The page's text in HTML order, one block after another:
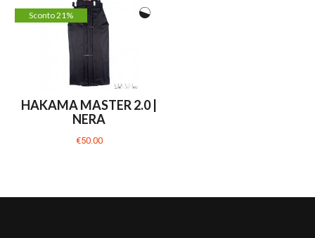
Sconto 21%
HAKAMA MASTER 2.0 |
NERA
€50.00